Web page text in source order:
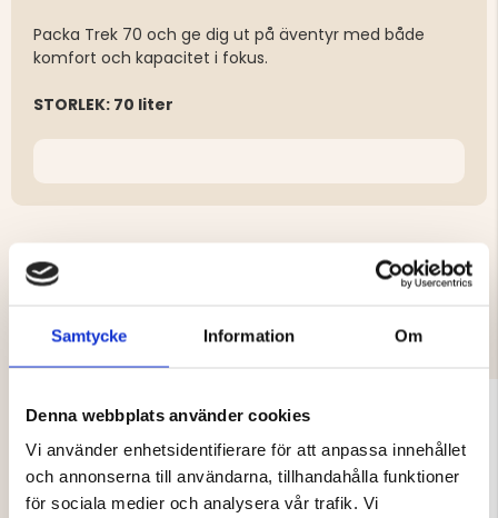
Samtycke Information Om
Denna webbplats använder cookies
Vi använder enhetsidentifierare för att anpassa innehållet
och annonserna till användarna, tillhandahålla funktioner
för sociala medier och analysera vår trafik. Vi
Packa Trek 70 och ge dig ut på äventyr med både
komfort och kapacitet i fokus.
STORLEK: 70 liter
DU KANSKE OCKSÅ ÄR INTRESSERAD
AV